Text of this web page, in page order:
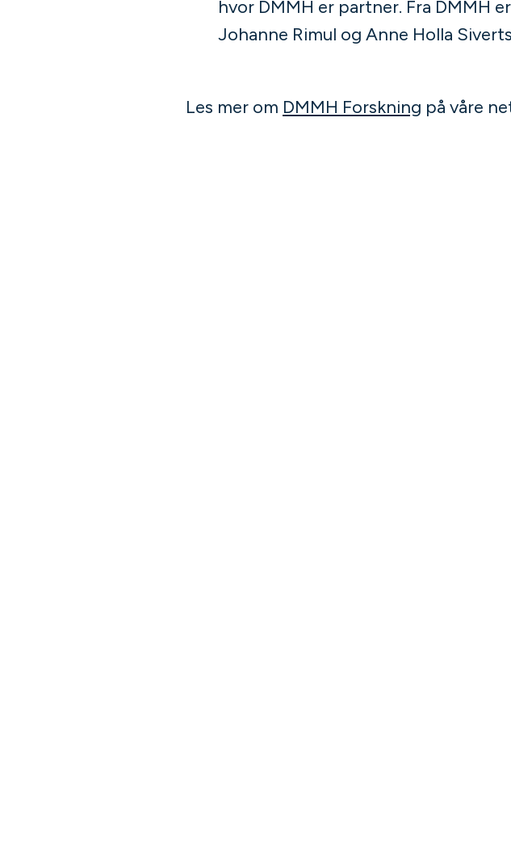
hvor DMMH er partner. Fra DMMH
Johanne Rimul og Anne Holla
Les mer om DMMH Forskning på våre